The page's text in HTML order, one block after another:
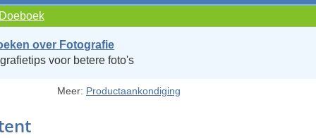
over Fotografie
voor betere foto's
Meer: Productaankondiging